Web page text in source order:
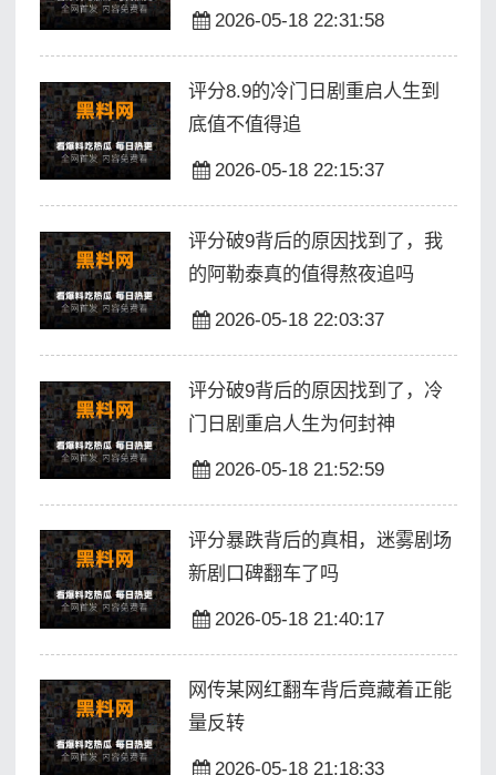
2026-05-18 22:31:58
评分8.9的冷门日剧重启人生到
底值不值得追
2026-05-18 22:15:37
评分破9背后的原因找到了，我
的阿勒泰真的值得熬夜追吗
2026-05-18 22:03:37
评分破9背后的原因找到了，冷
门日剧重启人生为何封神
2026-05-18 21:52:59
评分暴跌背后的真相，迷雾剧场
新剧口碑翻车了吗
2026-05-18 21:40:17
网传某网红翻车背后竟藏着正能
量反转
2026-05-18 21:18:33